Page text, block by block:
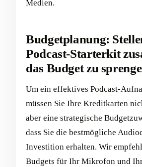
Medien.
Budgetplanung:
Podcast-Starterkit
das Budget zu
Um ein effektives Podcast-
müssen Sie Ihre Kreditkarten
aber eine strategische
dass Sie die bestmögliche
Investition erhalten. Wir
Budgets für Ihr Mikrofon und